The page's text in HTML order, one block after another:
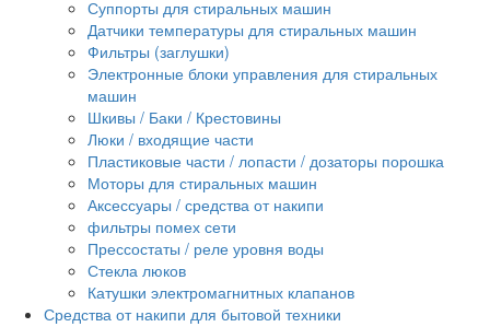
Суппорты для стиральных машин
Датчики температуры для стиральных машин
Фильтры (заглушки)
Электронные блоки управления для стиральных
машин
Шкивы / Баки / Крестовины
Люки / входящие части
Пластиковые части / лопасти / дозаторы порошка
Моторы для стиральных машин
Аксессуары / средства от накипи
фильтры помех сети
Прессостаты / реле уровня воды
Стекла люков
Катушки электромагнитных клапанов
Средства от накипи для бытовой техники